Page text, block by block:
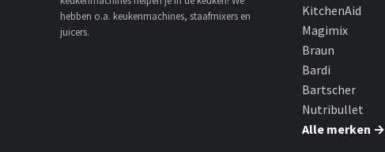
Magimix
hebben o.a. keukenmachines, staafmixers en
juicers.
KitchenAid
Magimix
Braun
Bardi
Bartscher
Nutribullet
Alle merken →